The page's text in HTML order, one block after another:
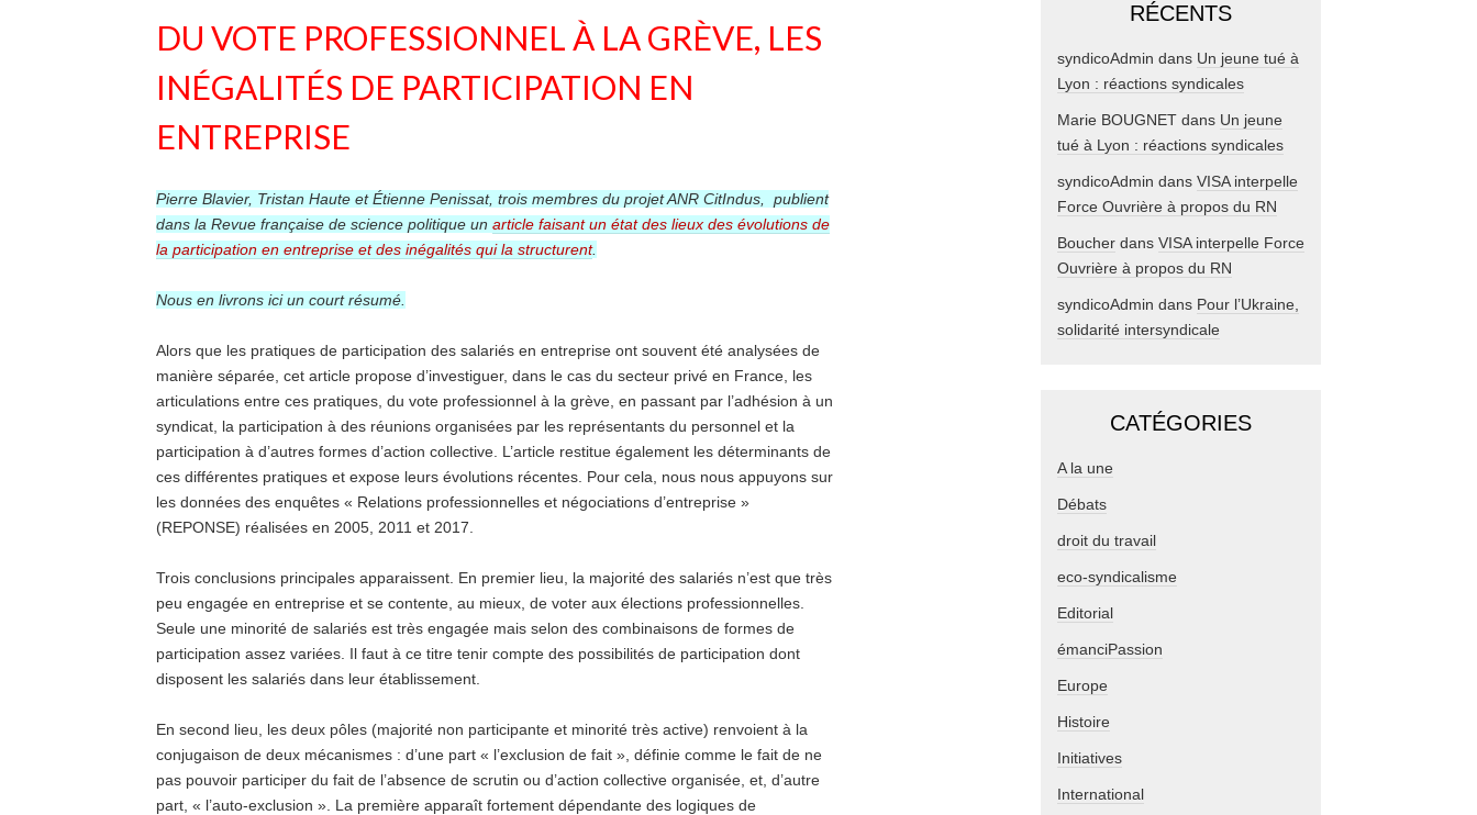
DU VOTE PROFESSIONNEL À LA GRÈVE, LES
INÉGALITÉS DE PARTICIPATION EN
ENTREPRISE
Pierre Blavier, Tristan Haute et Étienne Penissat, trois membres du projet ANR CitIndus, publient
dans la Revue française de science politique un article faisant un état des lieux des évolutions de
la participation en entreprise et des inégalités qui la structurent.
Nous en livrons ici un court résumé.
Alors que les pratiques de participation des salariés en entreprise ont souvent été analysées de
manière séparée, cet article propose d’investiguer, dans le cas du secteur privé en France, les
articulations entre ces pratiques, du vote professionnel à la grève, en passant par l’adhésion à un
syndicat, la participation à des réunions organisées par les représentants du personnel et la
participation à d’autres formes d’action collective. L’article restitue également les déterminants de
ces différentes pratiques et expose leurs évolutions récentes. Pour cela, nous nous appuyons sur
les données des enquêtes « Relations professionnelles et négociations d’entreprise »
(REPONSE) réalisées en 2005, 2011 et 2017.
Trois conclusions principales apparaissent. En premier lieu, la majorité des salariés n’est que très
peu engagée en entreprise et se contente, au mieux, de voter aux élections professionnelles.
Seule une minorité de salariés est très engagée mais selon des combinaisons de formes de
participation assez variées. Il faut à ce titre tenir compte des possibilités de participation dont
disposent les salariés dans leur établissement.
En second lieu, les deux pôles (majorité non participante et minorité très active) renvoient à la
conjugaison de deux mécanismes : d’une part « l’exclusion de fait », définie comme le fait de ne
pas pouvoir participer du fait de l’absence de scrutin ou d’action collective organisée, et, d’autre
part, « l’auto-exclusion ». La première apparaît fortement dépendante des logiques de
RÉCENTS
syndicoAdmin dans Un jeune tué à
Lyon : réactions syndicales
Marie BOUGNET dans Un jeune
tué à Lyon : réactions syndicales
syndicoAdmin dans VISA interpelle
Force Ouvrière à propos du RN
Boucher dans VISA interpelle Force
Ouvrière à propos du RN
syndicoAdmin dans Pour l’Ukraine,
solidarité intersyndicale
CATÉGORIES
A la une
Débats
droit du travail
eco-syndicalisme
Editorial
émanciPassion
Europe
Histoire
Initiatives
International